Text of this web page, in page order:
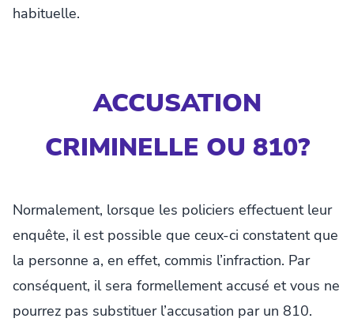
habituelle.
ACCUSATION
CRIMINELLE OU 810?
Normalement, lorsque les policiers effectuent leur
enquête, il est possible que ceux-ci constatent que
la personne a, en effet, commis l’infraction. Par
conséquent, il sera formellement accusé et vous ne
pourrez pas substituer l’accusation par un 810.